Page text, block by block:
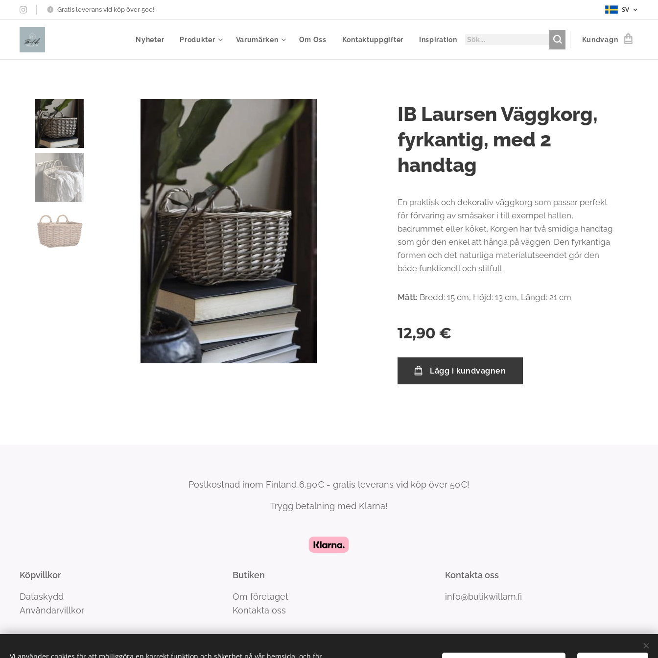
Gratis leverans vid köp över 50e! SV
Nyheter Produkter Varumärken Om Oss Kontaktuppgifter Inspiration Kundvagn
IB Laursen Väggkorg,
fyrkantig, med 2
handtag
En praktisk och dekorativ väggkorg som passar perfekt
för förvaring av småsaker i till exempel hallen,
badrummet eller köket. Korgen har två smidiga handtag
som gör den enkel att hänga på väggen. Den fyrkantiga
formen och det naturliga materialutseendet gör den
både funktionell och stilfull.
Mått: Bredd: 15 cm, Höjd: 13 cm, Längd: 21 cm
12,90 €
Lägg i kundvagnen
Postkostnad inom Finland 6,90€ - gratis leverans vid köp över 50€!
Trygg betalning med Klarna!
Köpvillkor
Dataskydd
Användarvillkor
Butiken
Om företaget
Kontakta oss
Kontakta oss
info@butikwillam.fi